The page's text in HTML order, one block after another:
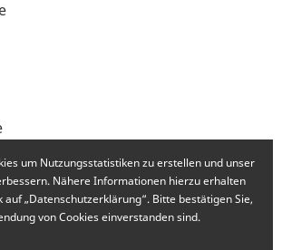
um Nutzungsstatistiken zu erstellen und unser
Nähere Informationen hierzu erhalten
auf „Datenschutzerklärung“. Bitte bestätigen Sie,
von Cookies einverstanden sind.